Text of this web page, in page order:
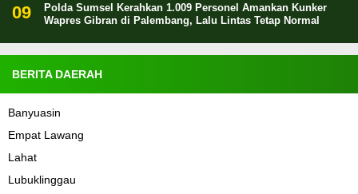
Polda Sumsel Kerahkan 1.009 Personel Amankan Kunker
Wapres Gibran di Palembang, Lalu Lintas Tetap Normal
BERITA DAERAH
Banyuasin
Empat Lawang
Lahat
Lubuklinggau